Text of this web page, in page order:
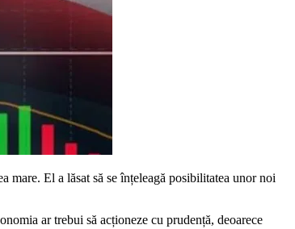
mare. El a lăsat să se înțeleagă posibilitatea unor noi
ar trebui să acționeze cu prudență, deoarece